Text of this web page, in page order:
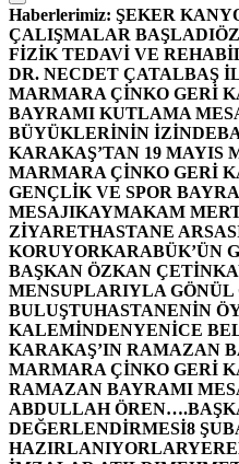
Haberlerimiz: ŞEKER
ÇALIŞMALAR BAŞLADI
FİZİK TEDAVİ VE
DR. NECDET ÇATALBAŞ
MARMARA ÇİNKO GERİ
BAYRAMI KUTLAMA
BÜYÜKLERİNİN İZİNDE
KARAKAŞ’TAN 19 MAYIS
MARMARA ÇİNKO GERİ
GENÇLİK VE SPOR
MESAJIKAYMAKAM
ZİYARETHASTANE
KORUYORKARABÜK’ÜN
BAŞKAN ÖZKAN
MENSUPLARIYLA GÖNÜL
BULUŞTUHASTANENİN
KALEMİNDENYENİCE
KARAKAŞ’IN RAMAZAN
MARMARA ÇİNKO GERİ
RAMAZAN BAYRAMI
ABDULLAH ÖREN….
DEĞERLENDİRMESİ8
HAZIRLANIYORLAR